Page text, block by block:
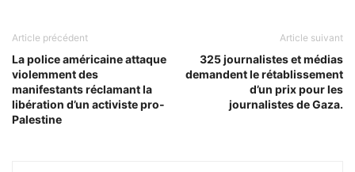
Article précédent
La police américaine attaque
violemment des
manifestants réclamant la
libération d’un activiste pro-
Palestine
Article suivant
325 journalistes et médias
demandent le rétablissement
d’un prix pour les
journalistes de Gaza.